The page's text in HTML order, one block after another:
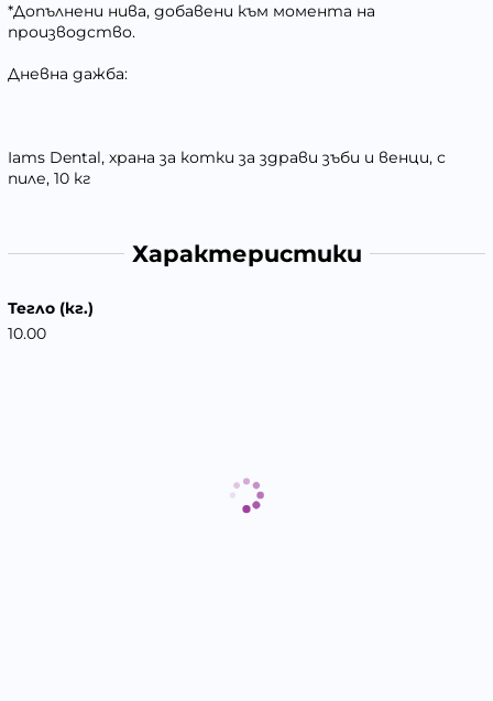
*Допълнени нива, добавени към момента на
производство.
Дневна дажба:
Iams Dental, храна за котки за здрави зъби и венци, с
пиле, 10 кг
Характеристики
Тегло (кг.)
10.00